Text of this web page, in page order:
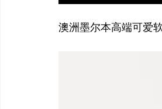
澳洲墨尔本高端可爱